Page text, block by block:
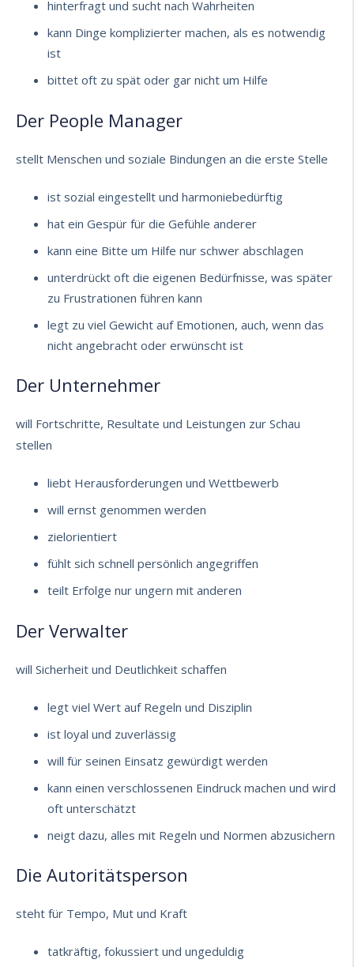
hinterfragt und sucht nach Wahrheiten
kann Dinge komplizierter machen, als es notwendig
ist
bittet oft zu spät oder gar nicht um Hilfe
Der People Manager
stellt Menschen und soziale Bindungen an die erste Stelle
ist sozial eingestellt und harmoniebedürftig
hat ein Gespür für die Gefühle anderer
kann eine Bitte um Hilfe nur schwer abschlagen
unterdrückt oft die eigenen Bedürfnisse, was später
zu Frustrationen führen kann
legt zu viel Gewicht auf Emotionen, auch, wenn das
nicht angebracht oder erwünscht ist
Der Unternehmer
will Fortschritte, Resultate und Leistungen zur Schau
stellen
liebt Herausforderungen und Wettbewerb
will ernst genommen werden
zielorientiert
fühlt sich schnell persönlich angegriffen
teilt Erfolge nur ungern mit anderen
Der Verwalter
will Sicherheit und Deutlichkeit schaffen
legt viel Wert auf Regeln und Disziplin
ist loyal und zuverlässig
will für seinen Einsatz gewürdigt werden
kann einen verschlossenen Eindruck machen und wird
oft unterschätzt
neigt dazu, alles mit Regeln und Normen abzusichern
Die Autoritätsperson
steht für Tempo, Mut und Kraft
tatkräftig, fokussiert und ungeduldig